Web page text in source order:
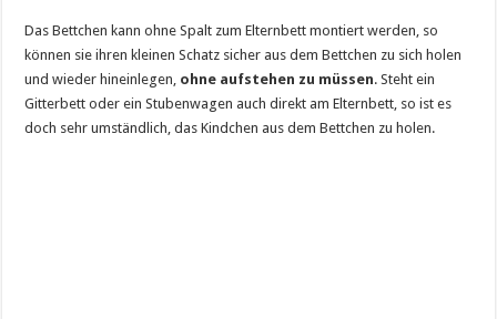
Das Bettchen kann ohne Spalt zum Elternbett montiert werden, so
können sie ihren kleinen Schatz sicher aus dem Bettchen zu sich holen
und wieder hineinlegen, ohne aufstehen zu müssen. Steht ein
Gitterbett oder ein Stubenwagen auch direkt am Elternbett, so ist es
doch sehr umständlich, das Kindchen aus dem Bettchen zu holen.